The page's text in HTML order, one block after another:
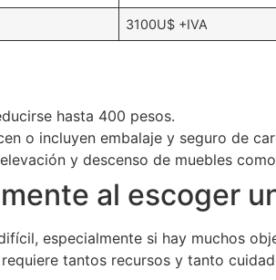
3100U$ +IVA
hasta 400 pesos.
o incluyen embalaje y seguro de
y descenso de muebles
al escoger
especialmente si hay muchos
tantos recursos y tanto